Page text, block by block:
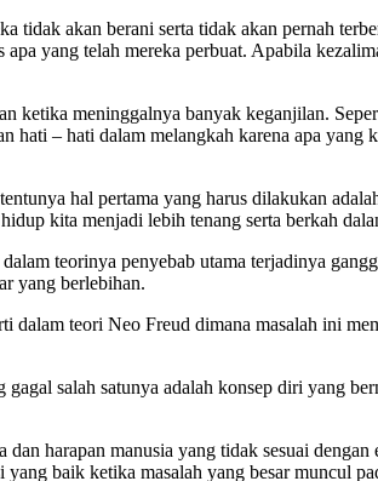
tidak akan berani serta tidak akan pernah
yang telah mereka perbuat. Apabila
ketika meninggalnya banyak keganjilan.
– hati dalam melangkah karena apa
hal pertama yang harus dilakukan
kita menjadi lebih tenang serta berkah
teorinya penyebab utama terjadinya
yang berlebihan.
teori Neo Freud dimana masalah ini
salah satunya adalah konsep diri yang
harapan manusia yang tidak sesuai
baik ketika masalah yang besar muncul